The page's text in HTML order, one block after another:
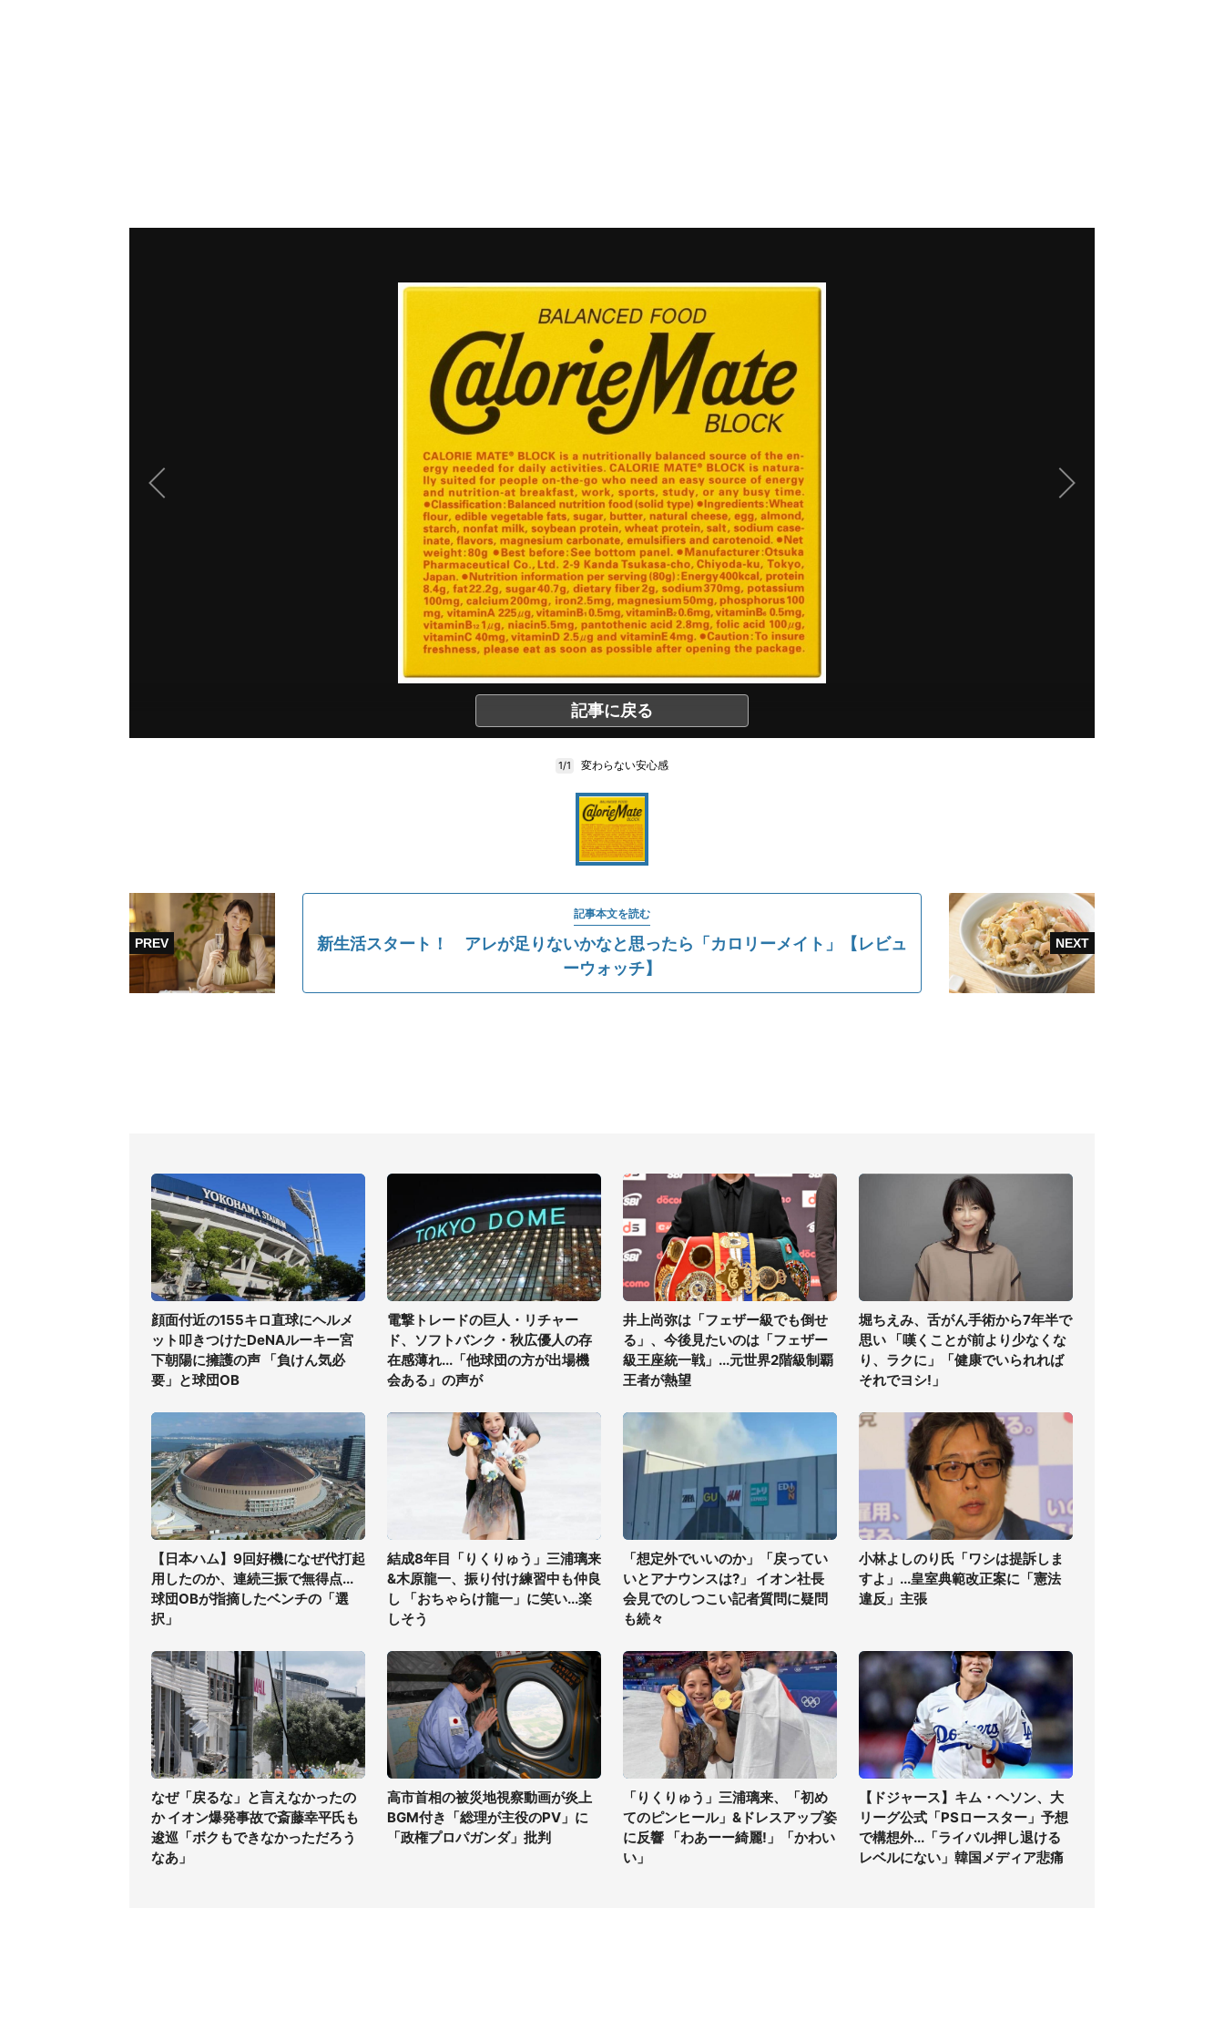
記事に戻る
1/1 変わらない安心感
記事本文を読む
新生活スタート！ アレが足りないかなと思ったら「カロリーメイト」【レビュ
ーウォッチ】
顔面付近の155キロ直球にヘルメ
ット叩きつけたDeNAルーキー宮
下朝陽に擁護の声 「負けん気必
要」と球団OB
電撃トレードの巨人・リチャー
ド、ソフトバンク・秋広優人の存
在感薄れ...「他球団の方が出場機
会ある」の声が
井上尚弥は「フェザー級でも倒せ
る」、今後見たいのは「フェザー
級王座統一戦」...元世界2階級制覇
王者が熱望
堀ちえみ、舌がん手術から7年半で
思い 「嘆くことが前より少なくな
り、ラクに」「健康でいられれば
それでヨシ!」
【日本ハム】9回好機になぜ代打起
用したのか、連続三振で無得点...
球団OBが指摘したベンチの「選
択」
結成8年目「りくりゅう」三浦璃来
&木原龍一、振り付け練習中も仲良
し 「おちゃらけ龍一」に笑い...楽
しそう
「想定外でいいのか」「戻ってい
いとアナウンスは?」 イオン社長
会見でのしつこい記者質問に疑問
も続々
小林よしのり氏「ワシは提訴しま
すよ」...皇室典範改正案に「憲法
違反」主張
なぜ「戻るな」と言えなかったの
か イオン爆発事故で斎藤幸平氏も
逡巡「ボクもできなかっただろう
なあ」
高市首相の被災地視察動画が炎上
BGM付き「総理が主役のPV」に
「政権プロパガンダ」批判
「りくりゅう」三浦璃来、「初め
てのピンヒール」&ドレスアップ姿
に反響 「わあーー綺麗!」「かわい
い」
【ドジャース】キム・ヘソン、大
リーグ公式「PSロースター」予想
で構想外...「ライバル押し退ける
レベルにない」韓国メディア悲痛